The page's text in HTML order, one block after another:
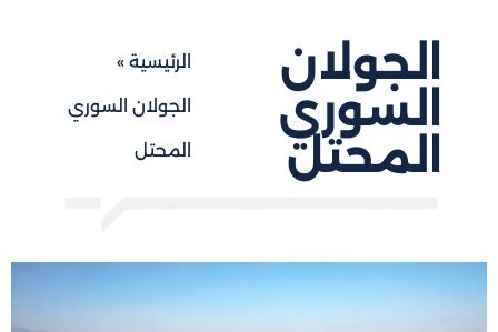
الجولان
السوري
المحتل
الرئيسية»
الجولان السوري
المحتل